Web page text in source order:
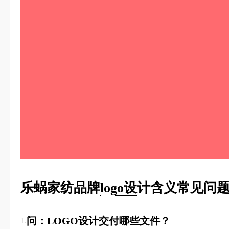
乐蜗家纺品牌logo设计含义常见问
1.问：LOGO设计交付哪些文件？